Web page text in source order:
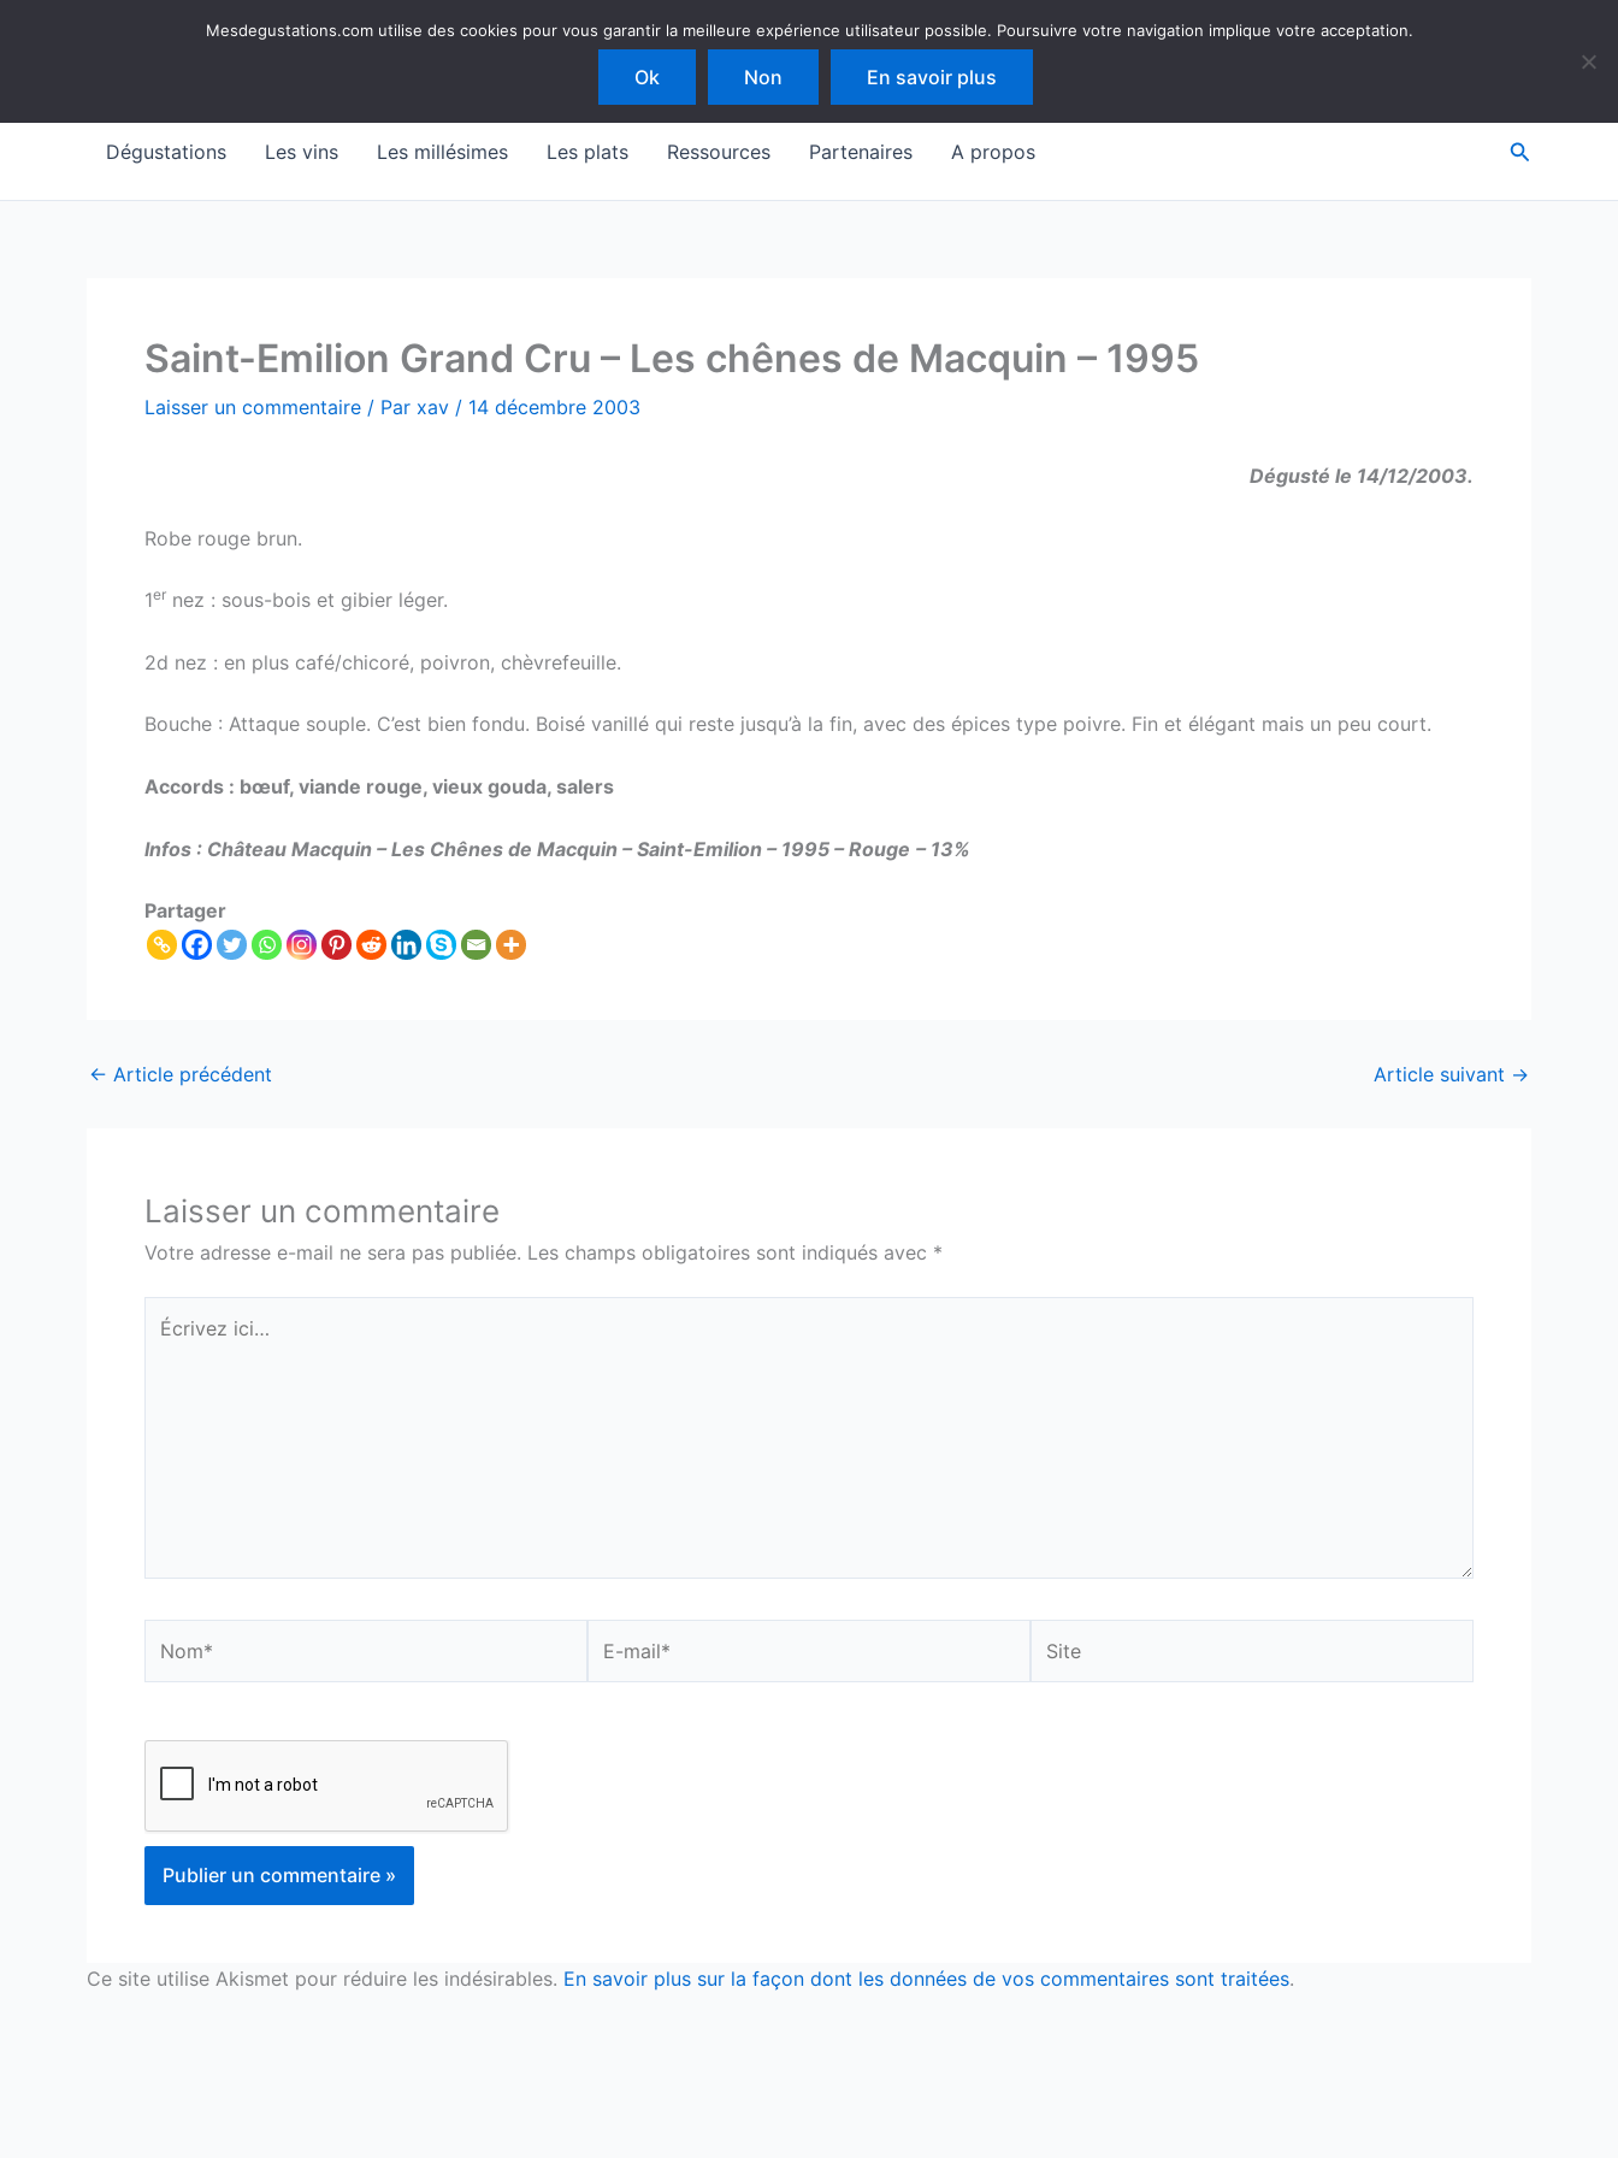
Mesdegustations
Dégustations Les vins Les millésimes Les plats Ressources Partenaires A propos
Saint-Emilion Grand Cru – Les chênes de Macquin – 1995
Laisser un commentaire / Par xav / 14 décembre 2003
Dégusté le 14/12/2003.
Robe rouge brun.
1er nez : sous-bois et gibier léger.
2d nez : en plus café/chicoré, poivron, chèvrefeuille.
Bouche : Attaque souple. C’est bien fondu. Boisé vanillé qui reste jusqu’à la fin, avec des épices type poivre. Fin et élégant mais un peu court.
Accords : bœuf, viande rouge, vieux gouda, salers
Infos : Château Macquin – Les Chênes de Macquin – Saint-Emilion – 1995 – Rouge – 13%
Partager
← Article précédent Article suivant →
Laisser un commentaire
Votre adresse e-mail ne sera pas publiée. Les champs obligatoires sont indiqués avec *
Écrivez
ici…
mail*
Ce site utilise Akismet pour réduire les indésirables. En savoir plus sur la façon dont les données de vos commentaires sont traitées.
Mesdegustations.com utilise des cookies pour vous garantir la meilleure expérience utilisateur possible. Poursuivre votre navigation implique votre acceptation.
Ok Non En savoir plus